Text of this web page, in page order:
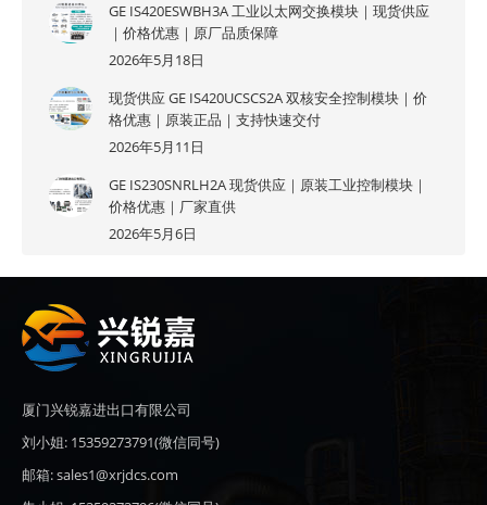
GE IS420ESWBH3A 工业以太网交换模块｜现货供应
｜价格优惠｜原厂品质保障
2026年5月18日
现货供应 GE IS420UCSCS2A 双核安全控制模块｜价
格优惠｜原装正品｜支持快速交付
2026年5月11日
GE IS230SNRLH2A 现货供应｜原装工业控制模块｜
价格优惠｜厂家直供
2026年5月6日
厦门兴锐嘉进出口有限公司
刘小姐: 15359273791(微信同号)
邮箱: sales1@xrjdcs.com